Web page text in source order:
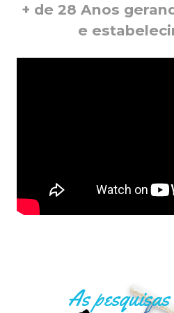
+ de 28 Anos
e
As